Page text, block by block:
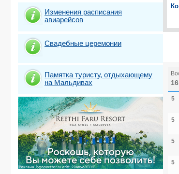
Изменения расписания
авиарейсов
Свадебные церемонии
Памятка туристу, отдыхающему
на Мальдивах
5
5
5
5